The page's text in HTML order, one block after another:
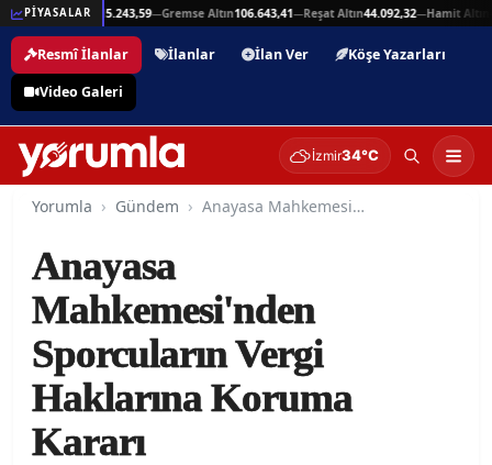
PİYASALAR
—Beşli Altın215.243,59—Gremse Altın106.643,41—Reşat Altın44.092,32—Hamit Altın
Resmî İlanlar İlanlar İlan Ver
Köşe Yazarları
Video Galeri
İzmir34°C
Yorumla Gündem Anayasa Mahkemesi'nden Sporcuların Vergi Haklarına Koruma Kararı
Anayasa
Mahkemesi'nden
Sporcuların Vergi
Haklarına Koruma
Kararı